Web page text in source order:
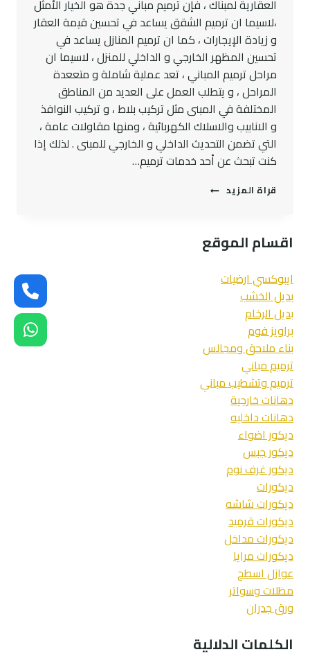
العقارية لمبناك ، فإن ترميم مباني جدة هو الخيار الأمثل
،لاسيما ان ترميم الشقق يساعد في تحسين قيمة العقار
و زيادة الإيجارات ، كما ان ترميم المنازل يساعد في
تحسين المظهر الخارجي و الداخلي للمنزل ، لاسيما ان
مراحل ترميم المباني ، تعد عملية شاملة و متععدة
المراحل ، و يتطلب العمل على العديد من المناطق
المختلفة في المبنى مثل تركيب بلاط ، و تركيب النوافذ
و الانابيب والاسلاك الكهربائية ، ومنها مقاولات عامة ،
التي تضمن التحديث الداخلي و الخارجي للمبنى . لذلك إذا
كنت تبحث عن أحد خدمات ترميم…
قراة المزيد ترميم
0545300912
صيانة
المباني
بجدة
أسعار
ترميم
اقسام الموقع
ايبوكسي ارضيات
بديل الخشب
بديل الرخام
براويز فوم
بناء ملاحق ومجالس
ترميم مباني
ترميم وتشطيب مباني
دهانات خارجية
دهانات داخليه
ديكور اضواء
ديكور جبس
ديكور غرف نوم
ديكورات
ديكورات شاشه
ديكورات قرميد
ديكورات مداخل
ديكورات مرايا
عوازل اسطح
مظلات وسواتر
ورق جدران
الكلمات الدلالية